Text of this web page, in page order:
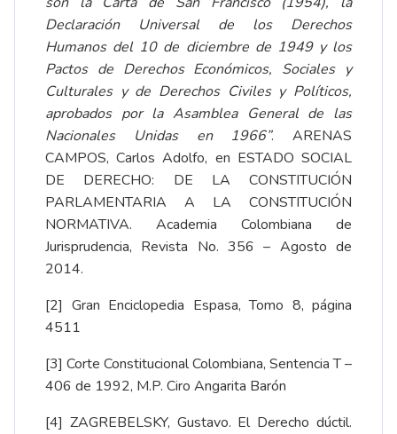
Declaración Universal de los Derechos
Humanos del 10 de diciembre de 1949 y los
Pactos de Derechos Económicos, Sociales y
Culturales y de Derechos Civiles y Políticos,
aprobados por la Asamblea General de las
Nacionales Unidas en 1966”. ARENAS
CAMPOS, Carlos Adolfo, en ESTADO SOCIAL
DE DERECHO: DE LA CONSTITUCIÓN
PARLAMENTARIA A LA CONSTITUCIÓN
NORMATIVA. Academia Colombiana de
Jurisprudencia, Revista No. 356 – Agosto de
2014.
[2] Gran Enciclopedia Espasa, Tomo 8, página
4511
[3] Corte Constitucional Colombiana, Sentencia T –
406 de 1992, M.P. Ciro Angarita Barón
[4] ZAGREBELSKY, Gustavo. El Derecho dúctil.